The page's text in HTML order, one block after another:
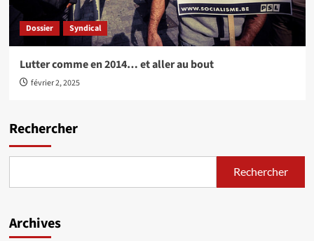
Dossier Syndical
Lutter comme en 2014… et aller au bout
février 2, 2025
Rechercher
Rechercher
Archives